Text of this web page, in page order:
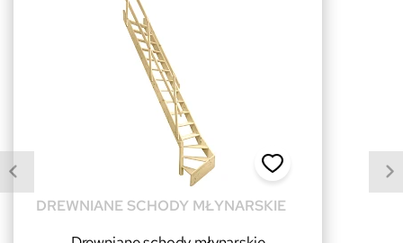
DREWNIANE SCHODY MŁYNARSKIE